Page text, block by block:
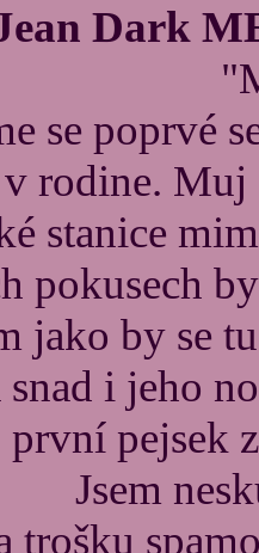
Dark
se poprvé
rodine. Muj
stanice
pokusech
jako by se
snad i jeho
první pejsek
Jsem
trošku